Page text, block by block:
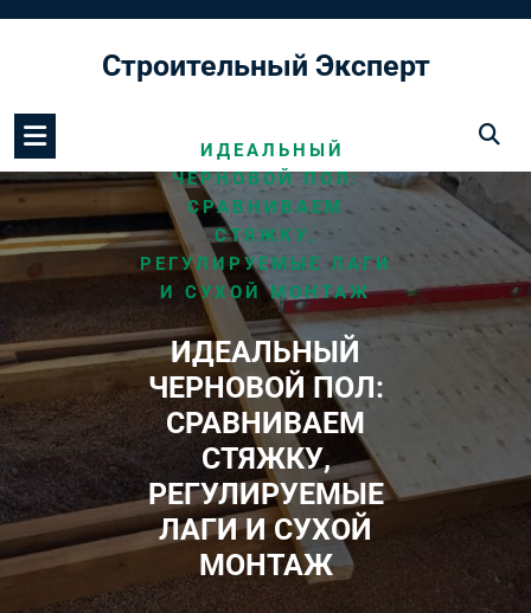
содержимомуСтроительный Эксперт
ИДЕАЛЬНЫЙ
ЧЕРНОВОЙ ПОЛ:
СРАВНИВАЕМ
СТЯЖКУ,
РЕГУЛИРУЕМЫЕ ЛАГИ
И СУХОЙ МОНТАЖ
ИДЕАЛЬНЫЙ
ЧЕРНОВОЙ ПОЛ:
СРАВНИВАЕМ
СТЯЖКУ,
РЕГУЛИРУЕМЫЕ
ЛАГИ И СУХОЙ
МОНТАЖ